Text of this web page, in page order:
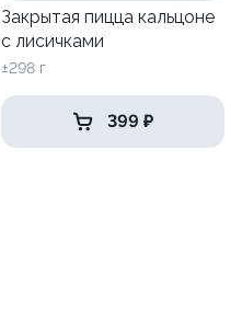
Закрытая пицца кальцоне
с лисичками
±298 г
399 ₽